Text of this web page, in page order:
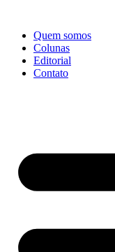
conteúdo
Quem somos
Colunas
Editorial
Contato